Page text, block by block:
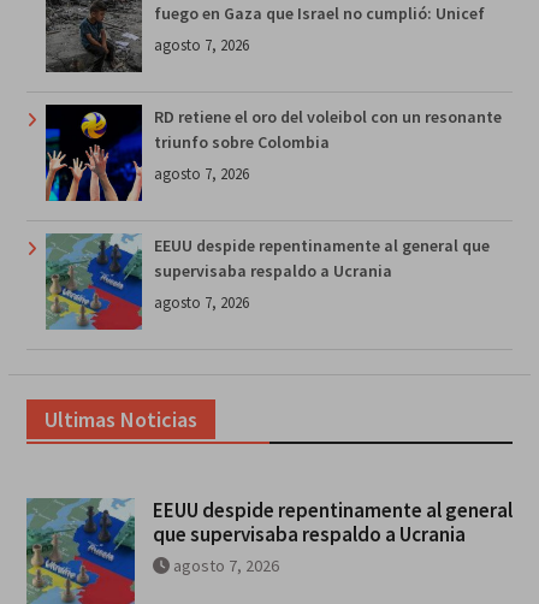
fuego en Gaza que Israel no cumplió: Unicef
agosto 7, 2026
RD retiene el oro del voleibol con un resonante
triunfo sobre Colombia
agosto 7, 2026
EEUU despide repentinamente al general que
supervisaba respaldo a Ucrania
agosto 7, 2026
Ultimas Noticias
EEUU despide repentinamente al general
que supervisaba respaldo a Ucrania
agosto 7, 2026